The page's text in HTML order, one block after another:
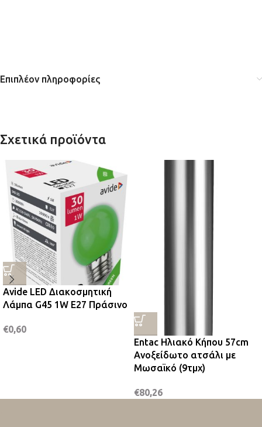
Επιπλέον πληροφορίες
Σχετικά προϊόντα
Avide LED Διακοσμητική
Λάμπα G45 1W E27 Πράσινο
€0,60
Entac Ηλιακό Κήπου 57cm
Ανοξείδωτο ατσάλι με
Μωσαϊκό (9τμχ)
€80,26